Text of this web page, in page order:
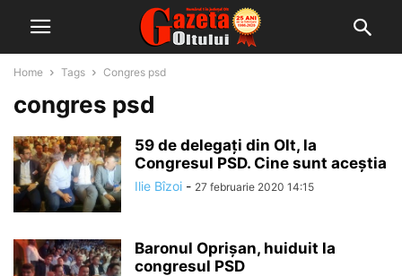
Home Tags Congres psd
congres psd
59 de delegați din Olt, la
Congresul PSD. Cine sunt aceștia
Ilie Bîzoi - 27 februarie 2020 14:15
Baronul Oprișan, huiduit la
congresul PSD